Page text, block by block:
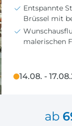
Parken
Entspannte
Brüssel mit
malerischen
14.08. -
ab